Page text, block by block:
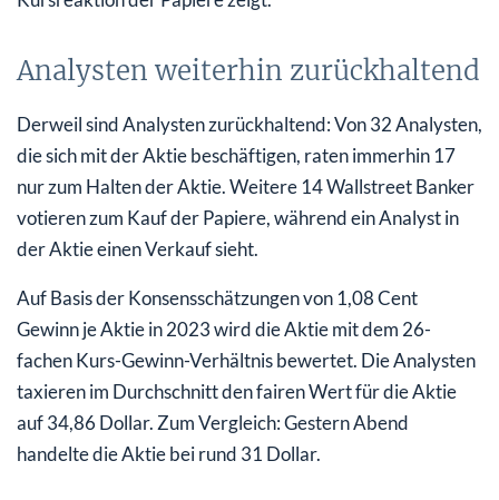
Analysten weiterhin zurückhaltend
Derweil sind Analysten zurückhaltend: Von 32 Analysten,
die sich mit der Aktie beschäftigen, raten immerhin 17
nur zum Halten der Aktie. Weitere 14 Wallstreet Banker
votieren zum Kauf der Papiere, während ein Analyst in
der Aktie einen Verkauf sieht.
Auf Basis der Konsensschätzungen von 1,08 Cent
Gewinn je Aktie in 2023 wird die Aktie mit dem 26-
fachen Kurs-Gewinn-Verhältnis bewertet. Die Analysten
taxieren im Durchschnitt den fairen Wert für die Aktie
auf 34,86 Dollar. Zum Vergleich: Gestern Abend
handelte die Aktie bei rund 31 Dollar.